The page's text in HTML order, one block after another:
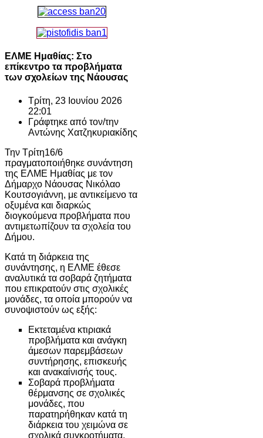
ΕΛΜΕ Ημαθίας: Στο
επίκεντρο τα προβλήματα
των σχολείων της Νάουσας
Τρίτη, 23 Ιουνίου 2026
22:01
Γράφτηκε από τον/την
Αντώνης Χατζηκυριακίδης
Την Τρίτη16/6
πραγματοποιήθηκε συνάντηση
της ΕΛΜΕ Ημαθίας με τον
Δήμαρχο Νάουσας Νικόλαο
Κουτσογιάννη, με αντικείμενο τα
οξυμένα και διαρκώς
διογκούμενα προβλήματα που
αντιμετωπίζουν τα σχολεία του
Δήμου.
Κατά τη διάρκεια της
συνάντησης, η ΕΛΜΕ έθεσε
αναλυτικά τα σοβαρά ζητήματα
που επικρατούν στις σχολικές
μονάδες, τα οποία μπορούν να
συνοψιστούν ως εξής:
Εκτεταμένα κτιριακά
προβλήματα και ανάγκη
άμεσων παρεμβάσεων
συντήρησης, επισκευής
και ανακαίνισής τους.
Σοβαρά προβλήματα
θέρμανσης σε σχολικές
μονάδες, που
παρατηρήθηκαν κατά τη
διάρκεια του χειμώνα σε
σχολικά συγκροτήματα,